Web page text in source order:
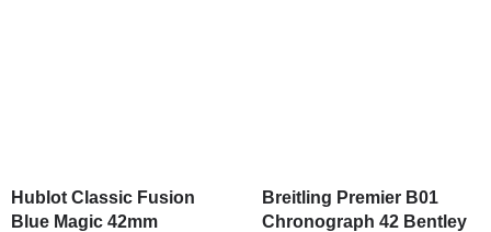
Hublot Classic Fusion
Blue Magic 42mm
Breitling Premier B01
Chronograph 42 Bentley